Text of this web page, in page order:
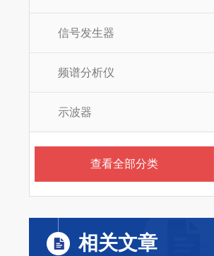
信号发生器
频谱分析仪
示波器
查看全部分类
相关文章